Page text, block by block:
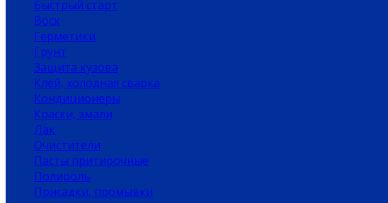
Быстрый старт
Воск
Герметики
Грунт
Защита кузова
Клей, холодная сварка
Кондиционеры
Краски, эмали
Лак
Очистители
Пасты притирочные
Полироль
Присадки, промывки